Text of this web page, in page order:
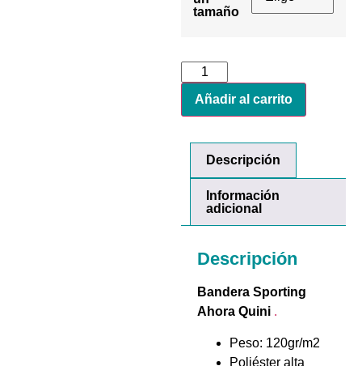
tamaño
Añadir al carrito
Descripción
Información
adicional
Descripción
Bandera Sporting
Ahora Quini .
Peso: 120gr/m2
Poliéster alta